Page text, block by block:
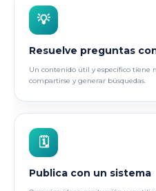
💡
Resuelve preguntas
Un contenido útil y específico tiene
compartirse y generar búsquedas.
🗓
Publica con un sistema